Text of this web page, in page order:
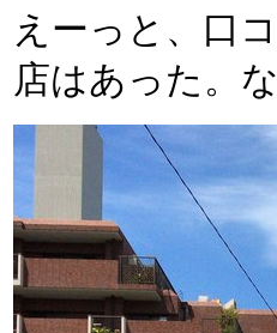
えーっと、口
店はあった。